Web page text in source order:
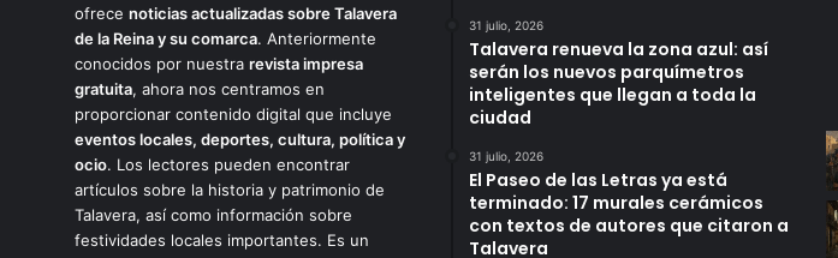
ofrece noticias actualizadas sobre Talavera
de la Reina y su comarca. Anteriormente
conocidos por nuestra revista impresa
gratuita, ahora nos centramos en
proporcionar contenido digital que incluye
eventos locales, deportes, cultura, política y
ocio. Los lectores pueden encontrar
artículos sobre la historia y patrimonio de
Talavera, así como información sobre
festividades locales importantes. Es un
31 julio, 2026
Talavera renueva la zona azul: así
serán los nuevos parquímetros
inteligentes que llegan a toda la
ciudad
31 julio, 2026
El Paseo de las Letras ya está
terminado: 17 murales cerámicos
con textos de autores que citaron a
Talavera